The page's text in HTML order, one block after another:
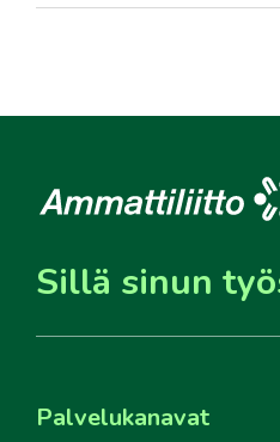
Sillä sinun
Palvelukanavat